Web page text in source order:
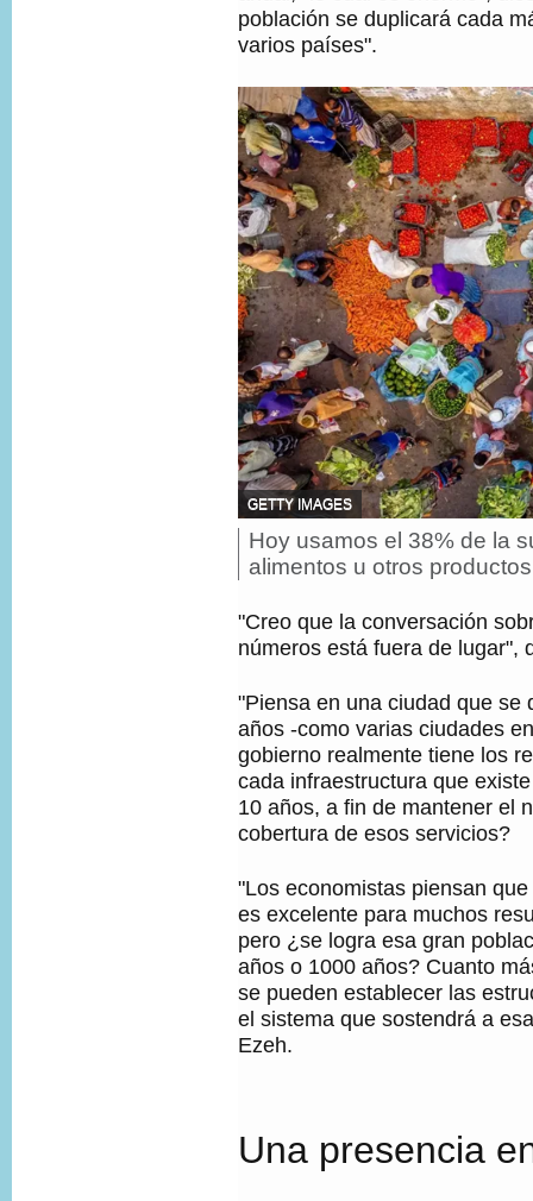
población se duplicará cada
varios países".
F
U
E
N
T
D
E
L
I
M
A
G
E
N
,
GETTY IMAGES
P
i
e
f
o
,
Hoy usamos el 38% de la
alimentos u otros
"Creo que la conversación
números está fuera de lugar",
"Piensa en una ciudad que se
años -como varias ciudades
gobierno realmente tiene los
cada infraestructura que
10 años, a fin de mantener el
cobertura de esos servicios?
"Los economistas piensan
es excelente para muchos
pero ¿se logra esa gran
años o 1000 años? Cuanto
se pueden establecer las
el sistema que sostendrá a
Ezeh.
Una presencia